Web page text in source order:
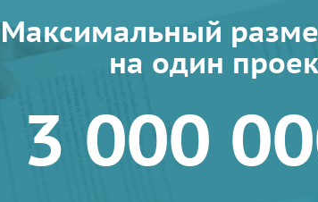
Максимальный
на один
3 000